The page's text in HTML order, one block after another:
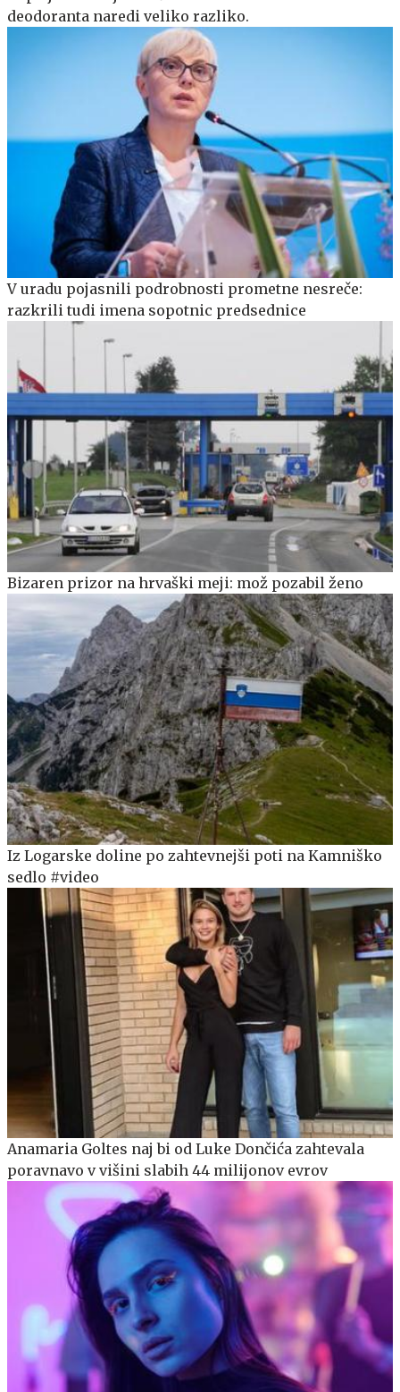
deodoranta naredi veliko razliko.
V uradu pojasnili podrobnosti prometne nesreče:
razkrili tudi imena sopotnic predsednice
Bizaren prizor na hrvaški meji: mož pozabil ženo
Iz Logarske doline po zahtevnejši poti na Kamniško
sedlo #video
Anamaria Goltes naj bi od Luke Dončića zahtevala
poravnavo v višini slabih 44 milijonov evrov